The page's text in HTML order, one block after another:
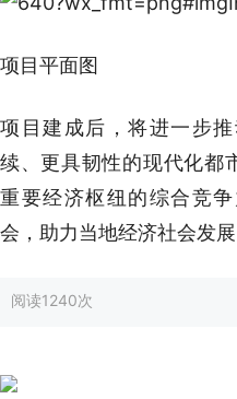
项目平面图
项目建成后，将进一步
续、更具韧性的现代化都
重要经济枢纽的综合竞
会，助力当地经济社会发展
阅读1240次